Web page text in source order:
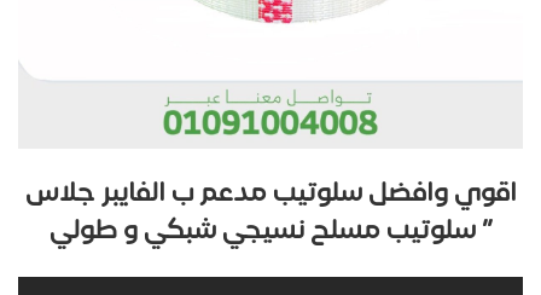
اقوي وافضل سلوتيب مدعم ب الفايبر جلاس
” سلوتيب مسلح نسيجي شبكي و طولي